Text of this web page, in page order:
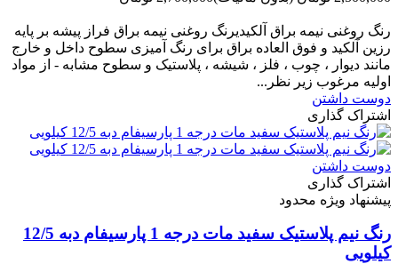
رنگ روغنی نیمه براق آلکیدیرنگ روغنی نیمه براق فراز پیشه بر پایه
رزین آلکید و فوق العاده براق برای رنگ آمیزی سطوح داخل و خارج
مانند دیوار ، چوب ، فلز ، شیشه ، پلاستیک و سطوح مشابه - از مواد
اولیه مرغوب زیر نظر...
دوست داشتن
اشتراک گذاری
دوست داشتن
اشتراک گذاری
پیشنهاد ویژه محدود
رنگ نیم پلاستیک سفید مات درجه 1 پارسیفام دبه 12/5
کیلویی